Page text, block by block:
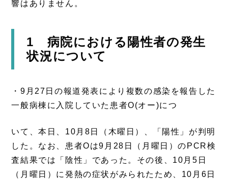
響はありません。
1 病院における陽性者の発生
状況について
・9月27日の報道発表により複数の感染を報告した
一般病棟に入院していた患者O(オー)につ
いて、本日、10月8日（木曜日）、「陽性」が判明
した。なお、患者Oは9月28日（月曜日）のPCR検
査結果では「陰性」であった。その後、10月5日
（月曜日）に発熱の症状がみられたため、10月6日